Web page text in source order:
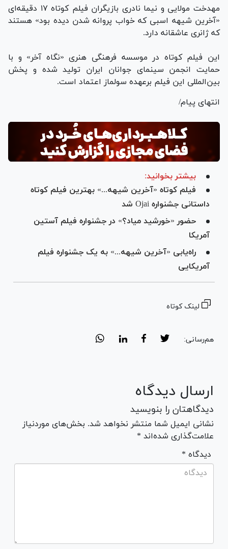
مهدخت مولایی و نیما نادری بازیگران فیلم کوتاه ۱۷ دقیقه‌ای
«آخرین شیهه اسبی که خواب پروانه شدن دیده بود» هستند
که ژانری عاشقانه دارد.
این فیلم کوتاه در موسسه فرهنگی هنری «نگاه آخر» و با
حمایت انجمن سینمای جوانان ایران تولید شده و پخش
بین‌المللی این فیلم برعهده سولماز اعتماد است.
انتهای پیام/
بیشتر بخوانید:
فیلم کوتاه «آخرین شیهه...» بهترین فیلم کوتاه
داستانی جشنواره Ojai شد
حضور «خورشید میاد؟» در جشنواره فیلم آستین
آمریکا
راه‌یابی «آخرین شیهه...» به یک جشنواره فیلم
آمریکایی
لینک کوتاه
هم‌رسانی:
ارسال دیدگاه
دیدگاهتان را بنویسید
نشانی ایمیل شما منتشر نخواهد شد. بخش‌های موردنیاز
علامت‌گذاری شده‌اند *
* دیدگاه